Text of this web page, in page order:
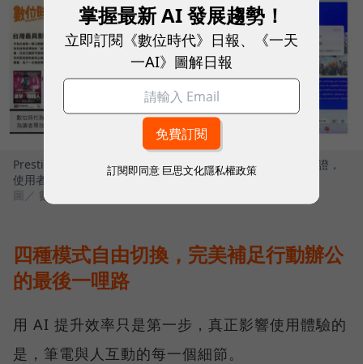
Prestige 14 Flip AI+完美符合 Windows Copilot+ PC 架構認證，
使用者可解鎖多項雲端無法執行的關鍵功能
圖／ 數位時代
四種模式自由切換，完美補足行動辦公
的最後一哩路
用 AI 提升效率只是第一步，真正影響使用體驗的
是，筆電與人互動的每一個細節。
掌握最新 AI 發展趨勢！
立即訂閱《數位時代》日報、《一天
一AI》圖解日報
訂閱即同意 巨思文化隱私權政策